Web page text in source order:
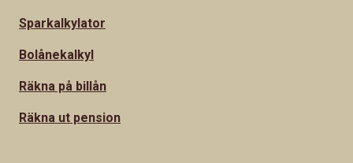
Sparkalkylator
Bolånekalkyl
Räkna på billån
Räkna ut pension